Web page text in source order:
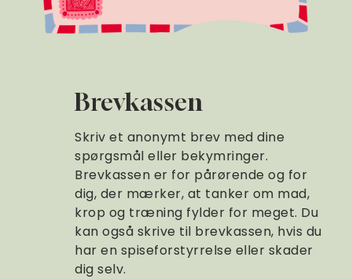
Brevkassen
Skriv et anonymt brev med dine
spørgsmål eller bekymringer.
Brevkassen er for pårørende og for
dig, der mærker, at tanker om mad,
krop og træning fylder for meget. Du
kan også skrive til brevkassen, hvis du
har en spiseforstyrrelse eller skader
dig selv.